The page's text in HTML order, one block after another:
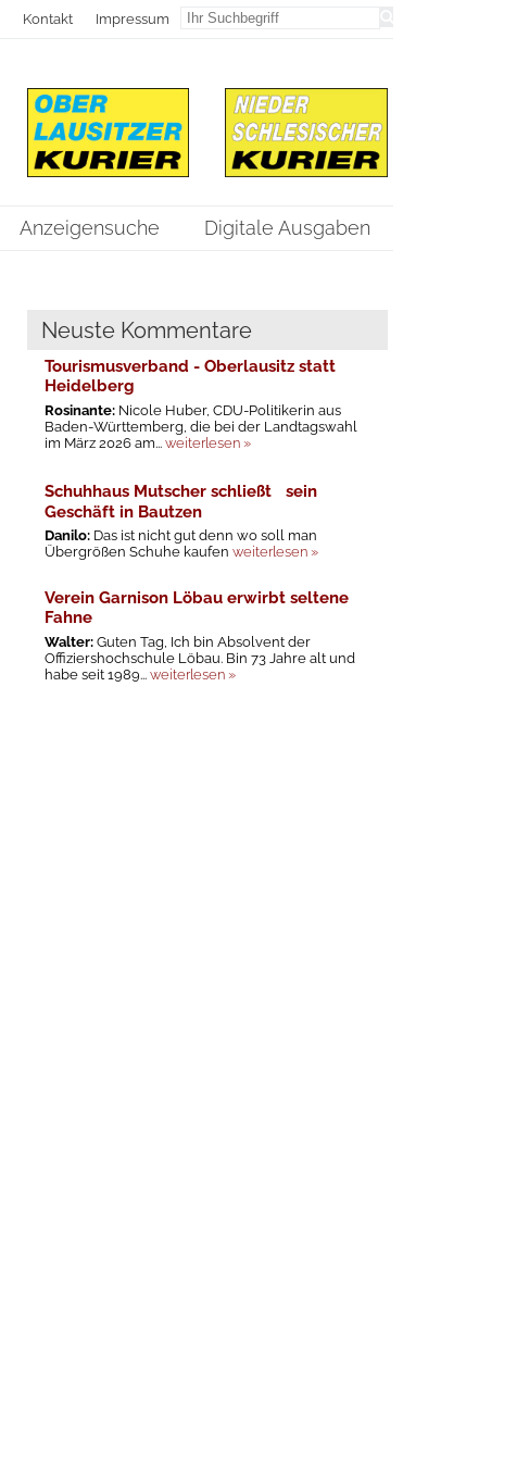
Kontakt Impressum
Anzeigensuche Digitale Ausgaben
Neuste Kommentare
Tourismusverband - Oberlausitz statt
Heidelberg
Rosinante: Nicole Huber, CDU-Politikerin aus
Baden-Württemberg, die bei der Landtagswahl
im März 2026 am...weiterlesen »
Schuhhaus Mutscher schließt sein
Geschäft in Bautzen
Danilo: Das ist nicht gut denn wo soll man
Übergrößen Schuhe kaufenweiterlesen »
Verein Garnison Löbau erwirbt seltene
Fahne
Walter:Guten Tag, Ich bin Absolvent der
Offiziershochschule Löbau. Bin 73 Jahre alt und
habe seit 1989...weiterlesen »